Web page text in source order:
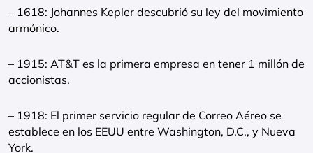
– 1618: Johannes Kepler descubrió su ley del movimiento
armónico.
– 1915: AT&T es la primera empresa en tener 1 millón de
accionistas.
– 1918: El primer servicio regular de Correo Aéreo se
establece en los EEUU entre Washington, D.C., y Nueva
York.